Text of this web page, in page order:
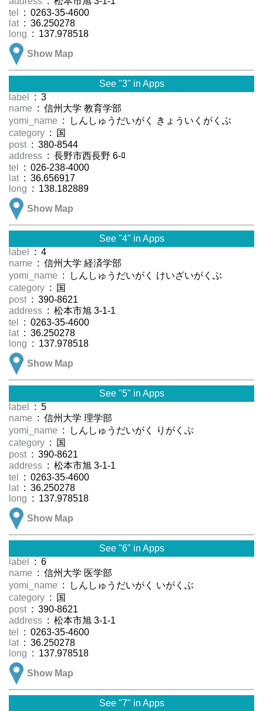
tel
: 0263-35-4600
lat : 36.250278
long : 137.978518
Show Map
See "3" in Apps
label
: 3
name : 信州大学 教育学部
yomi_name : しんしゅうだいがく きょういくがくぶ
category : 国
post : 380-8544
address : 長野市西長野 6-ﾛ
tel
: 026-238-4000
lat : 36.656917
long : 138.182889
Show Map
See "4" in Apps
label
: 4
name : 信州大学 経済学部
yomi_name : しんしゅうだいがく けいざいがくぶ
category : 国
post : 390-8621
address : 松本市旭 3-1-1
tel
: 0263-35-4600
lat : 36.250278
long : 137.978518
Show Map
See "5" in Apps
label
: 5
name : 信州大学 理学部
yomi_name : しんしゅうだいがく りがくぶ
category : 国
post : 390-8621
address : 松本市旭 3-1-1
tel
: 0263-35-4600
lat : 36.250278
long : 137.978518
Show Map
See "6" in Apps
label
: 6
name : 信州大学 医学部
yomi_name : しんしゅうだいがく いがくぶ
category : 国
post : 390-8621
address : 松本市旭 3-1-1
tel
: 0263-35-4600
lat : 36.250278
long : 137.978518
Show Map
See "7" in Apps